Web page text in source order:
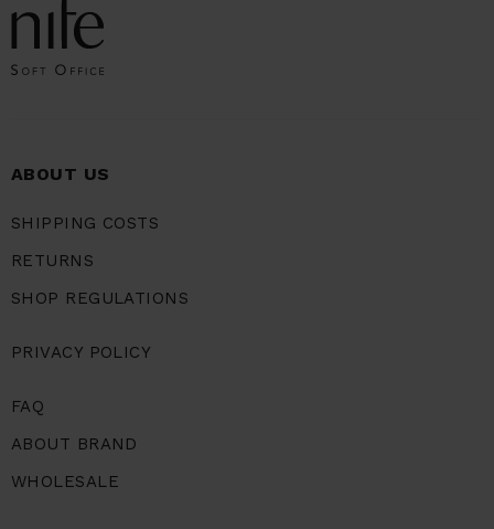
ABOUT US
SHIPPING COSTS
RETURNS
SHOP REGULATIONS
PRIVACY POLICY
FAQ
ABOUT BRAND
WHOLESALE